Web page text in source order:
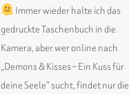
Immer wieder halte ich das
gedruckte Taschenbuch in die
Kamera, aber wer online nach
„Demons & Kisses – Ein Kuss für
deine Seele“ sucht, findet nur die